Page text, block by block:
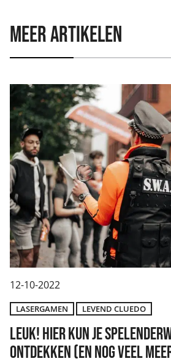
Meer artikelen
12-10-2022
LASERGAMEN LEVEND CLUEDO
Leuk! Hier kun je
ontdekken (en nog veel